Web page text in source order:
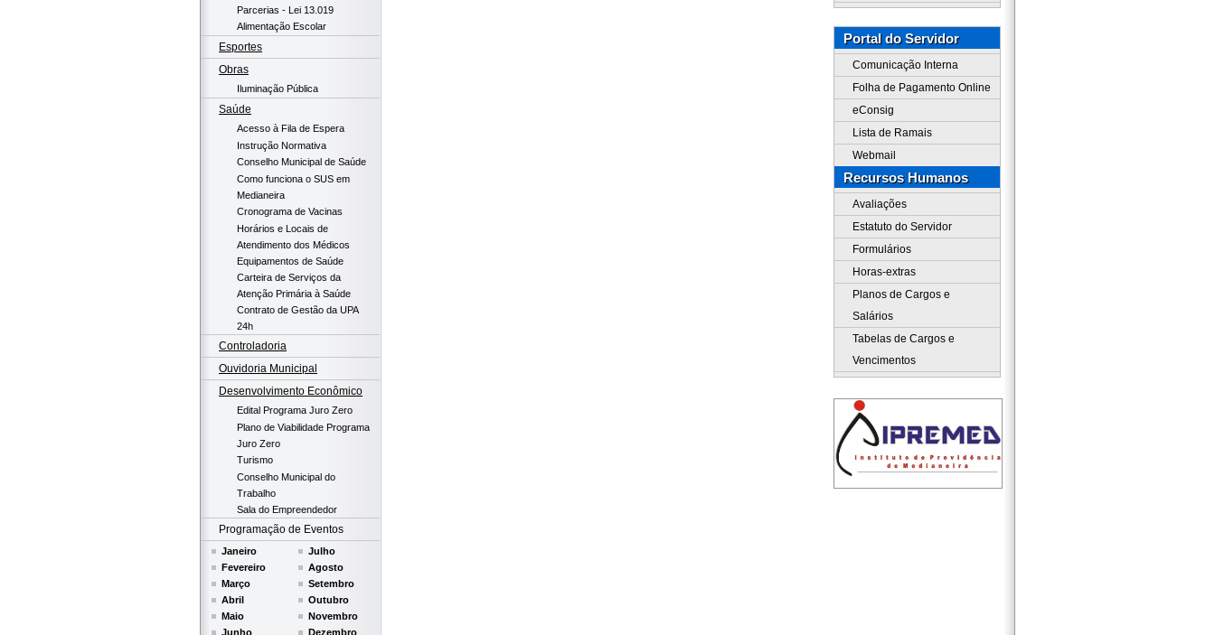
Parcerias - Lei 13.019
Alimentação Escolar
Esportes
Obras
Iluminação Pública
Saúde
Acesso à Fila de Espera
Instrução Normativa
Conselho Municipal de Saúde
Como funciona o SUS em
Medianeira
Cronograma de Vacinas
Horários e Locais de
Atendimento dos Médicos
Equipamentos de Saúde
Carteira de Serviços da
Atenção Primária à Saúde
Contrato de Gestão da UPA
24h
Controladoria
Ouvidoria Municipal
Desenvolvimento Econômico
Edital Programa Juro Zero
Plano de Viabilidade Programa
Juro Zero
Turismo
Conselho Municipal do
Trabalho
Sala do Empreendedor
Programação de Eventos
Janeiro
Fevereiro
Março
Abril
Maio
Junho
Julho
Agosto
Setembro
Outubro
Novembro
Dezembro
Portal do Servidor
Comunicação Interna
Folha de Pagamento Online
eConsig
Lista de Ramais
Webmail
Recursos Humanos
Avaliações
Estatuto do Servidor
Formulários
Horas-extras
Planos de Cargos e
Salários
Tabelas de Cargos e
Vencimentos